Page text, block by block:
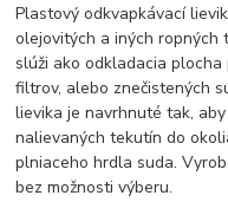
Plastový odkvapkávací
olejovitých a iných ropných
slúži ako odkladacia
filtrov, alebo znečistených
lievika je navrhnuté tak,
nalievaných tekutín do
plniaceho hrdla suda.
bez možnosti výberu.